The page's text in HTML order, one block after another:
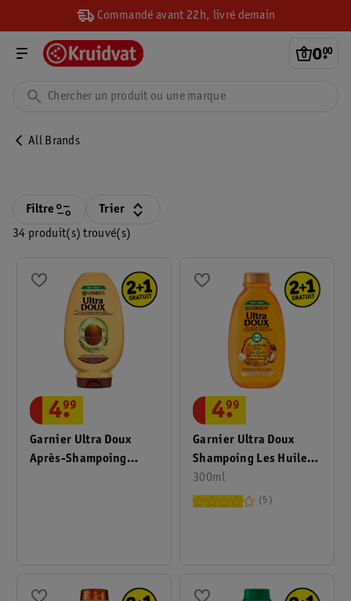
Commandé avant 22h, livré demain
0.
00
All Brands
34 produit(s) trouvé(s)
Filtre Trier
Garnier Ultra Doux
Après-Shampoing
4.
99
Garnier Ultra Doux
Shampoing Les Huiles
Merveilleuses
300ml
4.
99
5